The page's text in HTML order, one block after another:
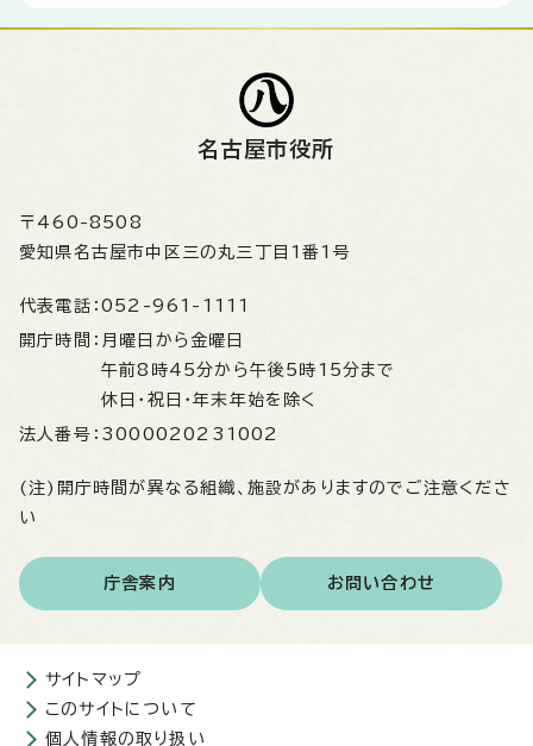
名古屋市役所
〒460-8508
愛知県名古屋市中区三の丸三丁目1番1号
代表電話： 052-961-1111
開庁時間： 月曜日から金曜日
午前8時45分から午後5時15分まで
休日・祝日・年末年始を除く
法人番号： 3000020231002
(注)開庁時間が異なる組織、施設がありますのでご注意くださ
い
庁舎案内 お問い合わせ
サイトマップ
このサイトについて
個人情報の取り扱い